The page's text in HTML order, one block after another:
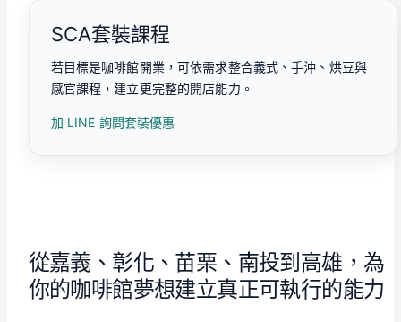
SCA套裝課程
若目標是咖啡館開業，可依需求整合義式、手沖、烘豆與
感官課程，建立更完整的開店能力。
加 LINE 詢問套裝優惠
從嘉義、彰化、苗栗、南投到高雄，為
你的咖啡館夢想建立真正可執行的能力